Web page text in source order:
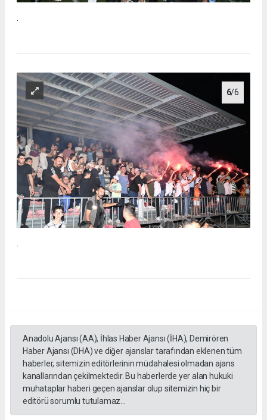
6/6
Anadolu Ajansı (AA), İhlas Haber Ajansı (İHA), Demirören
Haber Ajansı (DHA) ve diğer ajanslar tarafından eklenen tüm
haberler, sitemizin editörlerinin müdahalesi olmadan ajans
kanallarından çekilmektedir. Bu haberlerde yer alan hukuki
muhataplar haberi geçen ajanslar olup sitemizin hiç bir
editörü sorumlu tutulamaz...